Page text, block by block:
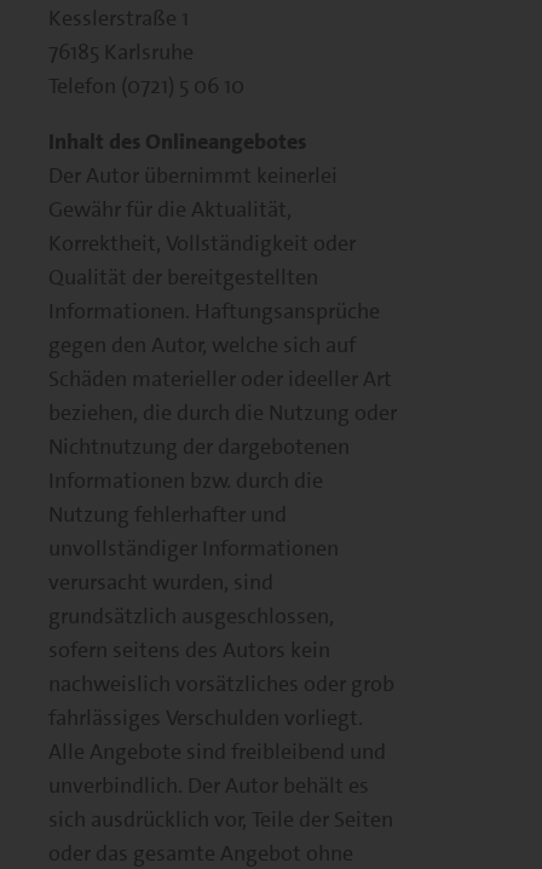
Kesslerstraße 1
76185 Karlsruhe
Telefon (0721) 5 06 10
Inhalt des Onlineangebotes
Der Autor übernimmt keinerlei
Gewähr für die Aktualität,
Korrektheit, Vollständigkeit oder
Qualität der bereitgestellten
Informationen. Haftungsansprüche
gegen den Autor, welche sich auf
Schäden materieller oder ideeller Art
beziehen, die durch die Nutzung oder
Nichtnutzung der dargebotenen
Informationen bzw. durch die
Nutzung fehlerhafter und
unvollständiger Informationen
verursacht wurden, sind
grundsätzlich ausgeschlossen,
sofern seitens des Autors kein
nachweislich vorsätzliches oder grob
fahrlässiges Verschulden vorliegt.
Alle Angebote sind freibleibend und
unverbindlich. Der Autor behält es
sich ausdrücklich vor, Teile der Seiten
oder das gesamte Angebot ohne